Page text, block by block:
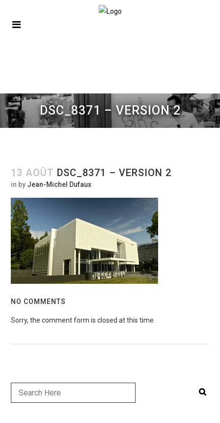
DSC_8371 – VERSION 2
13 AOÛT DSC_8371 – VERSION 2
in by Jean-Michel Dufaux
NO COMMENTS
Sorry, the comment form is closed at this time.